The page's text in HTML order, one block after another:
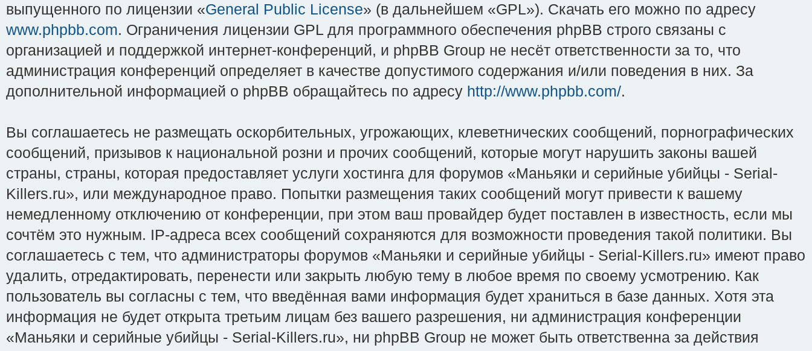
выпущенного по лицензии «General Public License» (в дальнейшем «GPL»). Скачать его можно по адресу
www.phpbb.com. Ограничения лицензии GPL для программного обеспечения phpBB строго связаны с
организацией и поддержкой интернет-конференций, и phpBB Group не несёт ответственности за то, что
администрация конференций определяет в качестве допустимого содержания и/или поведения в них. За
дополнительной информацией о phpBB обращайтесь по адресу http://www.phpbb.com/.
Вы соглашаетесь не размещать оскорбительных, угрожающих, клеветнических сообщений, порнографических
сообщений, призывов к национальной розни и прочих сообщений, которые могут нарушить законы вашей
страны, страны, которая предоставляет услуги хостинга для форумов «Маньяки и серийные убийцы - Serial-
Killers.ru», или международное право. Попытки размещения таких сообщений могут привести к вашему
немедленному отключению от конференции, при этом ваш провайдер будет поставлен в известность, если мы
сочтём это нужным. IP-адреса всех сообщений сохраняются для возможности проведения такой политики. Вы
соглашаетесь с тем, что администраторы форумов «Маньяки и серийные убийцы - Serial-Killers.ru» имеют право
удалить, отредактировать, перенести или закрыть любую тему в любое время по своему усмотрению. Как
пользователь вы согласны с тем, что введённая вами информация будет храниться в базе данных. Хотя эта
информация не будет открыта третьим лицам без вашего разрешения, ни администрация конференции
«Маньяки и серийные убийцы - Serial-Killers.ru», ни phpBB Group не может быть ответственна за действия